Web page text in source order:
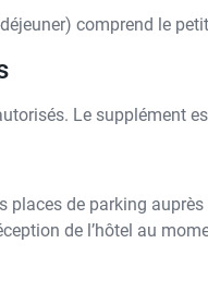
comprend le
Le supplément
places de parking
de l’hôtel au